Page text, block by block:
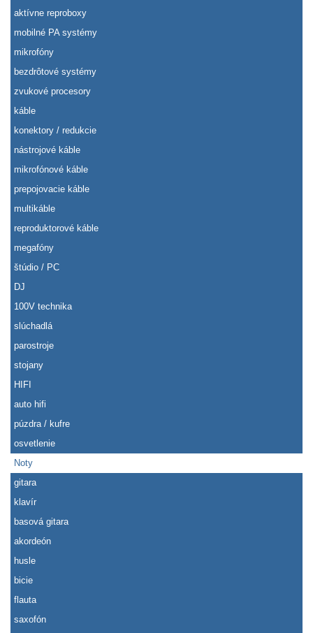
aktívne reproboxy
mobilné PA systémy
mikrofóny
bezdrôtové systémy
zvukové procesory
káble
konektory / redukcie
nástrojové káble
mikrofónové káble
prepojovacie káble
multikáble
reproduktorové káble
megafóny
štúdio / PC
DJ
100V technika
slúchadlá
parostroje
stojany
HIFI
auto hifi
púzdra / kufre
osvetlenie
Noty
gitara
klavír
basová gitara
akordeón
husle
bicie
flauta
saxofón